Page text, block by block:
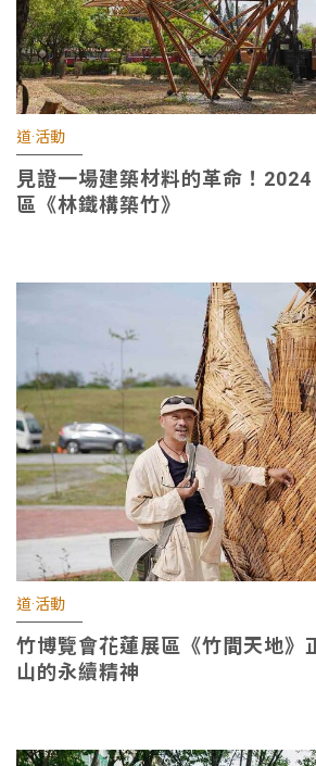
道·活動
見證一場建築材料的革命！
區《林鐵構築竹》
道·活動
竹博覽會花蓮展區《竹間天地》
山的永續精神